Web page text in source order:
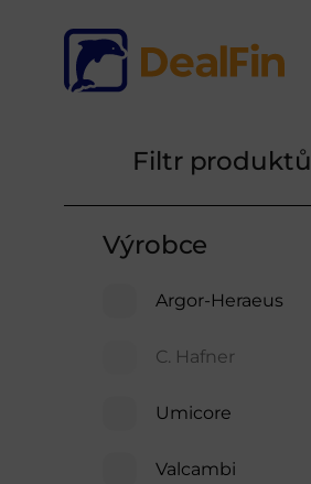
Filtr produktů
Výrobce
Argor-Heraeus
C. Hafner
Umicore
Valcambi